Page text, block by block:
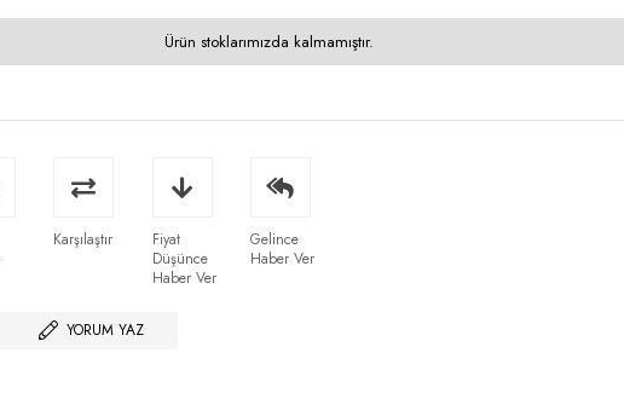
Ürün stoklarımızda kalmamıştır.
Karşılaştır
Fiyat
Düşünce
Haber Ver
Gelince
Haber Ver
YORUM YAZ